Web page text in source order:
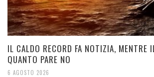
IL CALDO RECORD FA NOTIZIA, MENTRE
QUANTO PARE NO
6 AGOSTO 2026